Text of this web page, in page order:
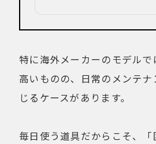
特に海外メーカーのモデル
高いものの、日常のメンテ
じるケースがあります。
毎日使う道具だからこそ、「